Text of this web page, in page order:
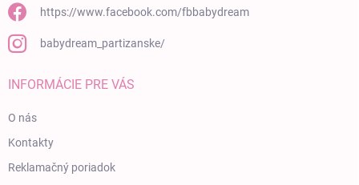
https://www.facebook.com/fbbabydream
babydream_partizanske/
INFORMÁCIE PRE VÁS
O nás
Kontakty
Reklamačný poriadok